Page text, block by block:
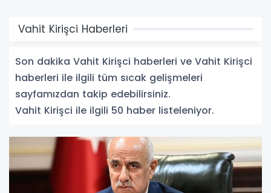
Vahit Kirişci Haberleri
Son dakika Vahit Kirişci haberleri ve Vahit Kirişci
haberleri ile ilgili tüm sıcak gelişmeleri
sayfamızdan takip edebilirsiniz.
Vahit Kirişci ile ilgili 50 haber listeleniyor.